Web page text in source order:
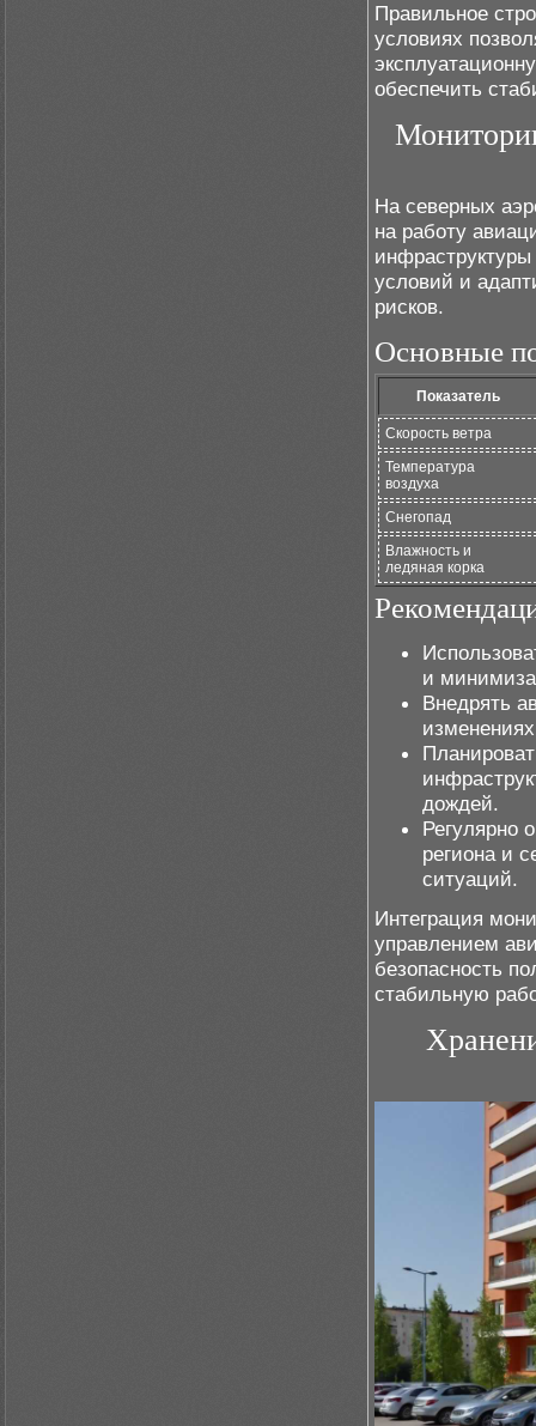
Правильное
условиях
обеспечить
На северных
на работу
условий и
рисков.
Основные
Показатель
Скорость ветра
Температура
воздуха
Снегопад
Влажность и
ледяная корка
и
Внедрять
дождей.
Регулярно
региона и
ситуаций.
Интеграция
управлением
безопасность
стабильную